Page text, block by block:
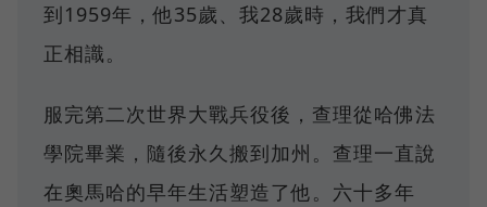
到1959年，他35歲、我28歲時，我們才真
正相識。
服完第二次世界大戰兵役後，查理從哈佛法
學院畢業，隨後永久搬到加州。查理一直說
在奧馬哈的早年生活塑造了他。六十多年